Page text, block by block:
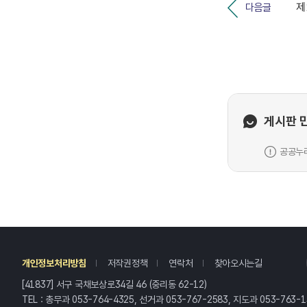
다음글
게시판
공공누
개인정보처리방침 저작권정책 연락처 찾아오시는길
[41837] 서구 국채보상로34길 46 (중리동 62-12)
TEL : 총무과 053-764-4325, 선거과 053-767-2583, 지도과 053-763-